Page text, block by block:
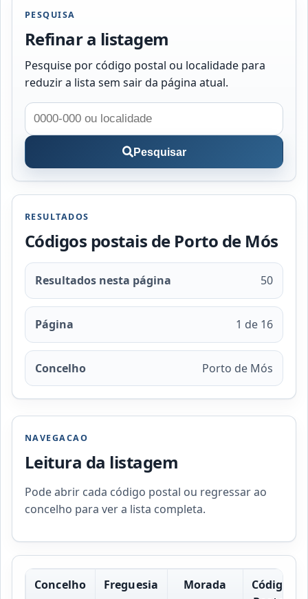
PESQUISA
Refinar a listagem
Pesquise por código postal ou localidade para
reduzir a lista sem sair da página atual.
Pesquisar
RESULTADOS
Códigos postais de Porto de Mós
Resultados nesta página 50
Página 1 de 16
Concelho Porto de Mós
NAVEGACAO
Leitura da listagem
Pode abrir cada código postal ou regressar ao
concelho para ver a lista completa.
Concelho Freguesia Morada
Código